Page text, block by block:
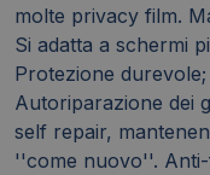
molte privacy film.
Si adatta a schermi
Protezione
Autoriparazione dei
self repair,
''come nuovo''.